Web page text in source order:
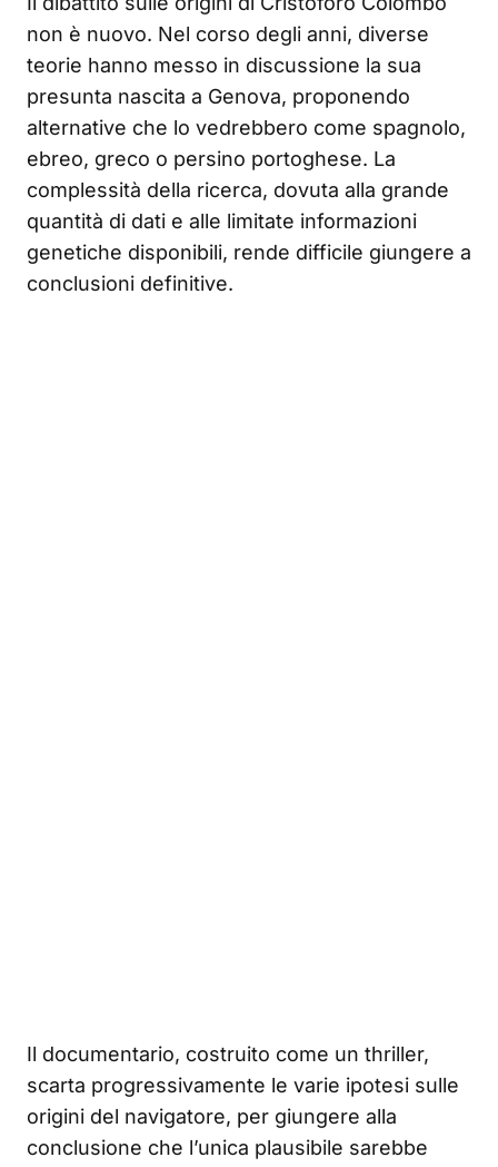
non è nuovo. Nel corso degli anni, diverse
teorie hanno messo in discussione la sua
presunta nascita a Genova, proponendo
alternative che lo vedrebbero come spagnolo,
ebreo, greco o persino portoghese. La
complessità della ricerca, dovuta alla grande
quantità di dati e alle limitate informazioni
genetiche disponibili, rende difficile giungere a
conclusioni definitive.
Il documentario, costruito come un thriller,
scarta progressivamente le varie ipotesi sulle
origini del navigatore, per giungere alla
conclusione che l’unica plausibile sarebbe